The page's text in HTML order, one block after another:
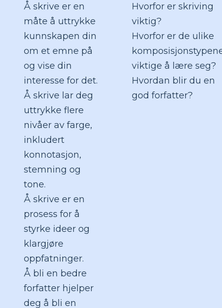
Å skrive er en
måte å uttrykke
kunnskapen din
om et emne på
og vise din
interesse for det.
Å skrive lar deg
uttrykke flere
nivåer av farge,
inkludert
konnotasjon,
stemning og
tone.
Å skrive er en
prosess for å
styrke ideer og
klargjøre
oppfatninger.
Å bli en bedre
forfatter hjelper
deg å bli en
Hvorfor er skriving
viktig?
Hvorfor er de ulike
viktige å lære seg?
Hvordan blir du en
god forfatter?